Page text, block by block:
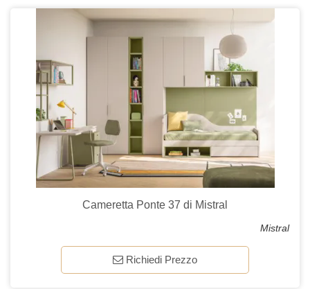
Cameretta Ponte 37 di Mistral
Mistral
Richiedi Prezzo